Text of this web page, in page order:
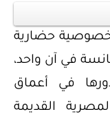
حضارية
في آن واحد،
في أعماق
القديمة